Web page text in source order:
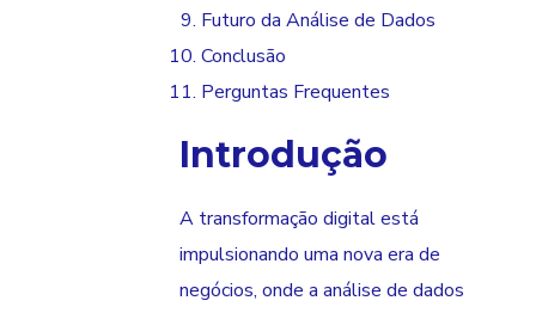
Futuro da Análise de Dados
Conclusão
Perguntas Frequentes
Introdução
A transformação digital está
impulsionando uma nova era de
negócios, onde a análise de dados